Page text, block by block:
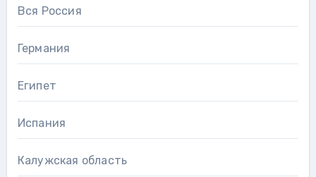
Вся Россия
Германия
Египет
Испания
Калужская область